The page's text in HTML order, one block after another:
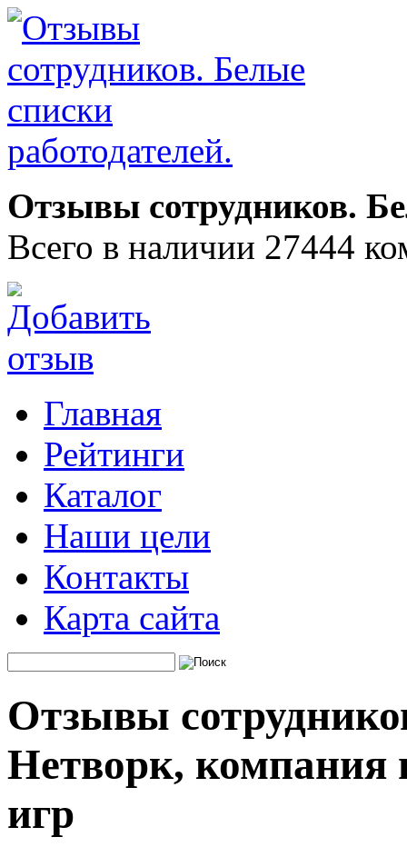
Отзывы сотрудников.
Всего в наличии 27444
Главная
Рейтинги
Каталог
Наши цели
Контакты
Карта сайта
Отзывы
Нетворк, компания
игр